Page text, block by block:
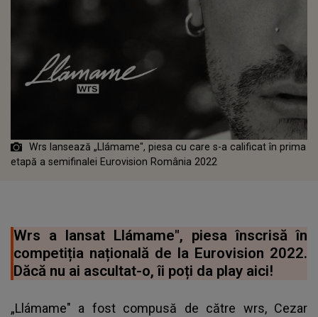
Wrs lansează „Llámame", piesa cu care s-a calificat în prima
etapă a semifinalei Eurovision România 2022
Wrs a lansat Llámame", piesa înscrisă în
competiția națională de la Eurovision 2022.
Dăcă nu ai ascultat-o, îi poți da play aici!
„Llámame" a fost compusă de către wrs, Cezar